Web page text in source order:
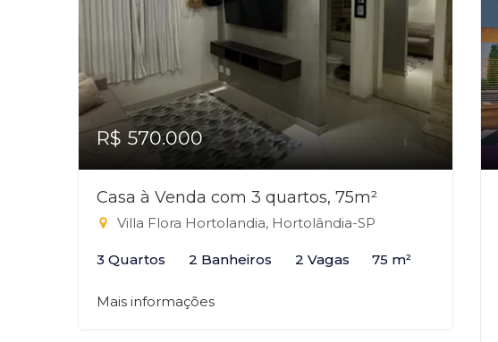
R$ 570.000
Casa à Venda com 3 quartos, 75m²
Villa Flora Hortolandia, Hortolândia-SP
3 Quartos 2 Banheiros 2 Vagas 75 m²
Mais informações